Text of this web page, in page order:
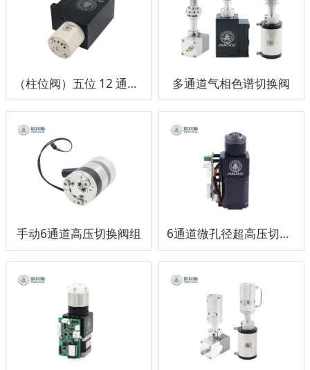
（柱位阀）五位 12 通道柱位阀组 多通道气相色谱切换阀
手动6通道高压切换阀组 6通道微孔径超高压切换阀组